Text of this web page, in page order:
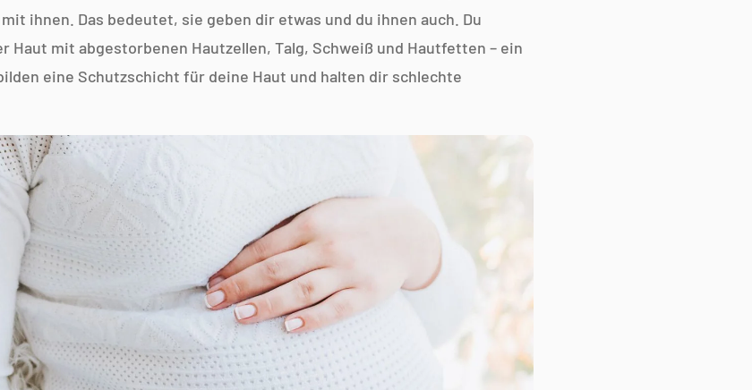
ihnen. Das bedeutet, sie geben dir etwas und du ihnen auch. Du
Haut mit abgestorbenen Hautzellen, Talg, Schweiß und Hautfetten – ein
eine Schutzschicht für deine Haut und halten dir schlechte